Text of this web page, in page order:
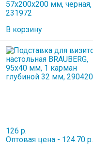
57х200х200 мм, черная,
231972
В корзину
126 р.
Оптовая цена - 124.70 р.